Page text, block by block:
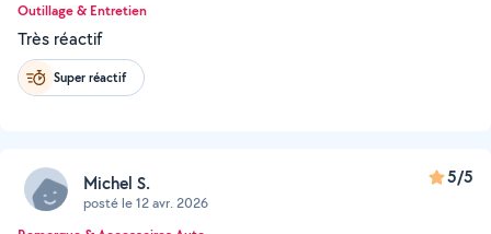
Outillage & Entretien
Très réactif
Super réactif
Michel S.
posté le 12 avr. 2026
5/5